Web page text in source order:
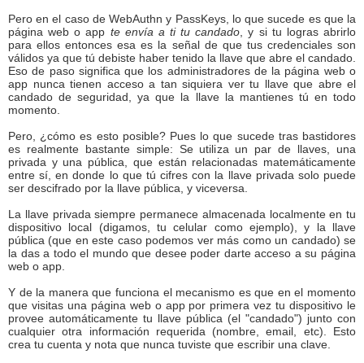
Pero en el caso de WebAuthn y PassKeys, lo que sucede es que la
página web o app te envía a ti tu candado , y si tu logras abrirlo
para ellos entonces esa es la señal de que tus credenciales son
válidos ya que tú debiste haber tenido la llave que abre el candado.
Eso de paso significa que los administradores de la página web o
app nunca tienen acceso a tan siquiera ver tu llave que abre el
candado de seguridad, ya que la llave la mantienes tú en todo
momento.
Pero, ¿cómo es esto posible? Pues lo que sucede tras bastidores
es realmente bastante simple: Se utiliza un par de llaves, una
privada y una pública, que están relacionadas matemáticamente
entre sí, en donde lo que tú cifres con la llave privada solo puede
ser descifrado por la llave pública, y viceversa.
La llave privada siempre permanece almacenada localmente en tu
dispositivo local (digamos, tu celular como ejemplo), y la llave
pública (que en este caso podemos ver más como un candado) se
la das a todo el mundo que desee poder darte acceso a su página
web o app.
Y de la manera que funciona el mecanismo es que en el momento
que visitas una página web o app por primera vez tu dispositivo le
provee automáticamente tu llave pública (el "candado") junto con
cualquier otra información requerida (nombre, email, etc). Esto
crea tu cuenta y nota que nunca tuviste que escribir una clave.